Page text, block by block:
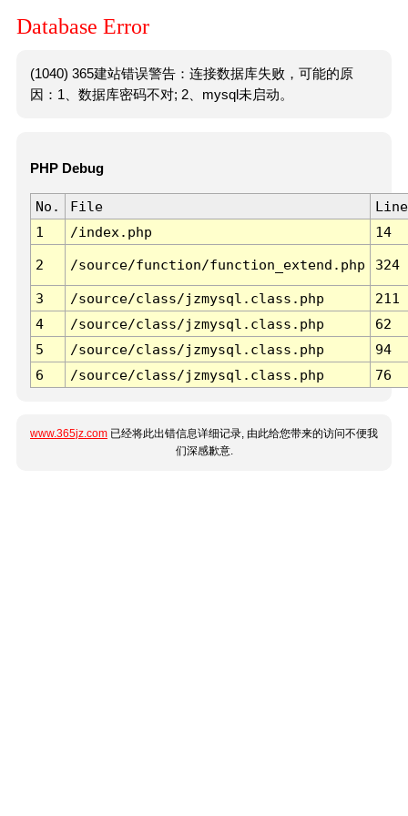
Database Error
(1040) 365建站错误警告：连接数据库失败，可能的原
因：1、数据库密码不对; 2、mysql未启动。
PHP Debug
No. File
Line
1
/index.php 14
2 /source/function/function_extend.php 324
3 /source/class/jzmysql.class.php
211
4
/source/class/jzmysql.class.php
62
5
/source/class/jzmysql.class.php
94
6
/source/class/jzmysql.class.php 76
www.365jz.com 已经将此出错信息详细记录, 由此给您带来的访问不便我
们深感歉意.